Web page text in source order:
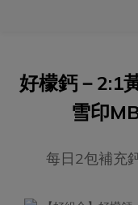
好檬鈣－2:1
雪印
每日2包補充